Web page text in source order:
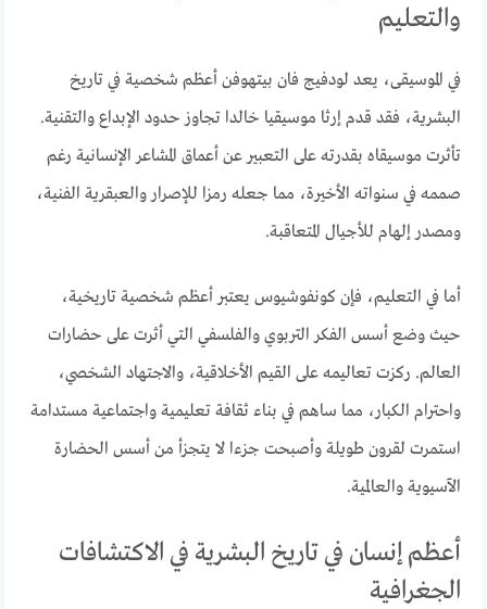
والتعليم
في الموسيقى، يعد لودفيج فان بيتهوفن أعظم شخصية في تاريخ
البشرية، فقد قدم إرثا موسيقيا خالدا تجاوز حدود الإبداع والتقنية.
تأثرت موسيقاه بقدرته على التعبير عن أعماق المشاعر الإنسانية رغم
صممه في سنواته الأخيرة، مما جعله رمزا للإصرار والعبقرية الفنية،
ومصدر إلهام للأجيال المتعاقبة.
أما في التعليم، فإن كونفوشيوس يعتبر أعظم شخصية تاريخية،
حيث وضع أسس الفكر التربوي والفلسفي التي أثرت على حضارات
العالم. ركزت تعاليمه على القيم الأخلاقية، والاجتهاد الشخصي،
واحترام الكبار، مما ساهم في بناء ثقافة تعليمية واجتماعية مستدامة
استمرت لقرون طويلة وأصبحت جزءا لا يتجزأ من أسس الحضارة
الآسيوية والعالمية.
أعظم إنسان في تاريخ البشرية في الاكتشافات
الجغرافية